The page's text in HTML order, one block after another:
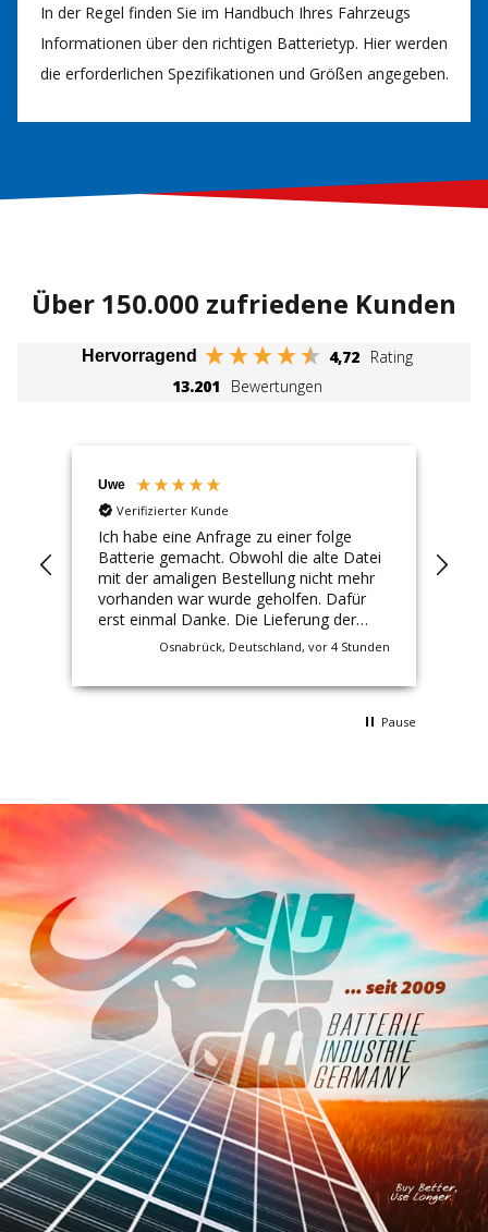
In der Regel finden Sie im Handbuch Ihres Fahrzeugs
Informationen über den richtigen Batterietyp. Hier werden
die erforderlichen Spezifikationen und Größen angegeben.
Über 150.000 zufriedene Kunden
Hervorragend 4,72 Rating
13.201
Bewertungen
Uwe
Verifizierter Kunde
Ich habe eine Anfrage zu einer folge
Batterie gemacht. Obwohl die alte Datei
mit der amaligen Bestellung nicht mehr
vorhanden war wurde geholfen. Dafür
erst einmal Danke. Die Lieferung der
neuen Batterie ging schnell und der Preis
Osnabrück, Deutschland, vor 4 Stunden
Pause